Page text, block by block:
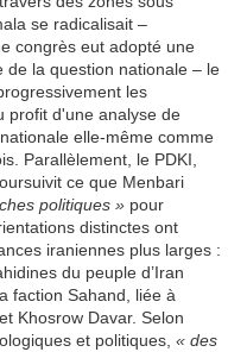
se radicalisait –
congrès eut adopté une
de la question nationale – le
les
profit d'une analyse de
elle-même comme
Parallèlement, le PDKI,
ce que Menbari
politiques » pour
distinctes ont
iraniennes plus larges :
du peuple d’Iran
faction Sahand, liée à
Khosrow Davar. Selon
et politiques, « des